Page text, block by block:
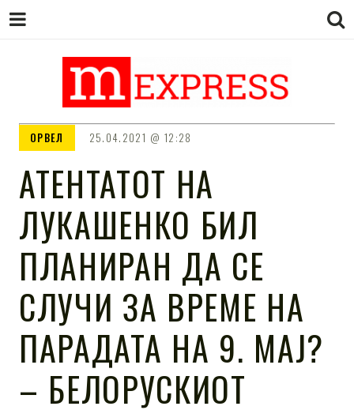
M EXPRESS
ОРВЕЛ 25.04.2021 12:28
АТЕНТАТОТ НА
ЛУКАШЕНКО БИЛ
ПЛАНИРАН ДА СЕ
СЛУЧИ ЗА ВРЕМЕ НА
ПАРАДАТА НА 9. МАЈ?
– БЕЛОРУСКИОТ